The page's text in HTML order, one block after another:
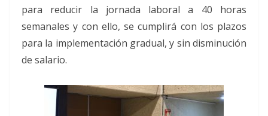
para reducir la jornada laboral a 40 horas
semanales y con ello, se cumplirá con los plazos
para la implementación gradual, y sin disminución
de salario.